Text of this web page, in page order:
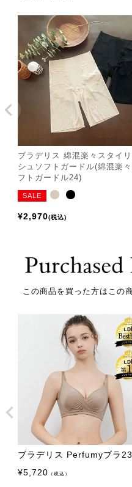
ブラデリス 綿混楽々スタイリ
シュソフトガードル(綿混楽々
フトガードル24)
SALE
¥2,970 税込
この商品を買った方はこの
ブラデリス Perfumyブラ
¥5,720 （税込）